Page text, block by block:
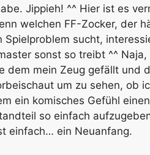
Jippieh! ^^ Hier ist es
welchen FF-Zocker, der
Spielproblem sucht,
sonst so treibt ^^
dem mein Zeug gefällt und
um zu sehen, ob
ein komisches Gefühl
so einfach
einfach… ein Neuanfang.